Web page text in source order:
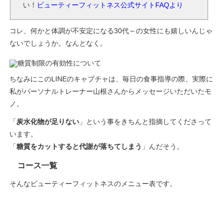
い！ ビューティーフィットネス公式サイトFAQより
コレ、何かと体調が不安定になる30代～の女性にも嬉しいんじゃ
ないでしょうか。なんとなく。
ちなみにこのLINEのキャプチャは、毎日の食事指導の際、実際に
私がパーソナルトレーナー山根さんからメッセージいただいたモ
ノ。
「炭水化物が足りない 」という事をきちんと指摘してくださって
います。
「糖質をカットすると代謝が落ちてしまう 」んだそう。
コース一覧
そんなビューティーフィットネスのメニュー表です。